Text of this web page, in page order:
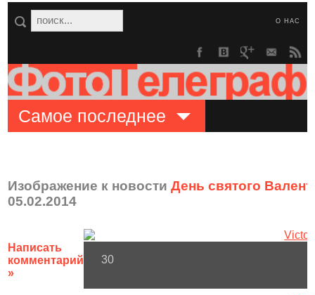
О НАС
Самое последнее
Изображение к новостиДень святого
05.02.2014
Написать
комментарий
»
30